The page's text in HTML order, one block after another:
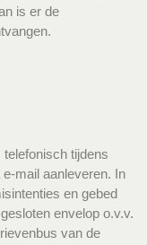
is er de
tijdens
mail aanleveren. In
en gebed
envelop o.v.v.
van de